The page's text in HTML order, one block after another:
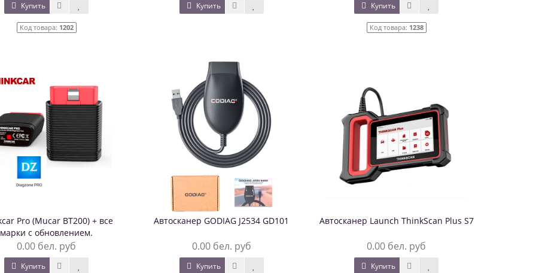
Купить
Код товара: 1202
Купить Купить
Код товара: 1238
Pro (Muсar BT200) + все
марки с обновлением.
0.00 бел. руб
Купить
Автосканер GODIAG J2534 GD101
0.00 бел. руб
Купить
Автосканер Launch ThinkScan Plus S7
0.00 бел. руб
Купить